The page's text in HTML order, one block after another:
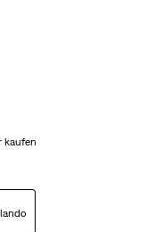
kaufen